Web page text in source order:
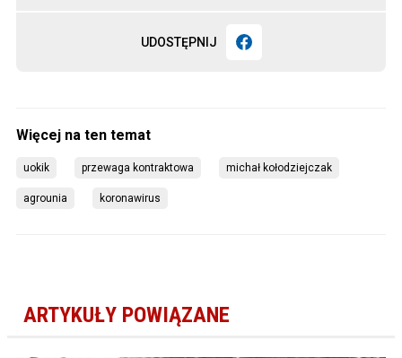
UDOSTĘPNIJ
uokik przewaga kontraktowa michał kołodziejczak
agrounia koronawirus
ARTYKUŁY POWIĄZANE